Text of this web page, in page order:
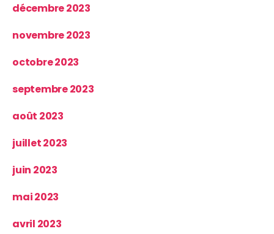
décembre 2023
novembre 2023
octobre 2023
septembre 2023
août 2023
juillet 2023
juin 2023
mai 2023
avril 2023